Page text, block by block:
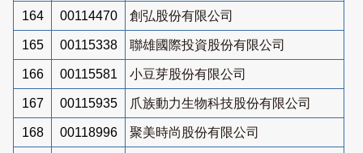
164 00114470 創弘股份有限公司
165 00115338 聯雄國際投資股份有限公司
166 00115581 小豆芽股份有限公司
167 00115935 爪族動力生物科技股份有限公司
168 00118996 聚美時尚股份有限公司